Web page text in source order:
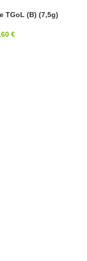
TGoL (B) (7,5g)
€